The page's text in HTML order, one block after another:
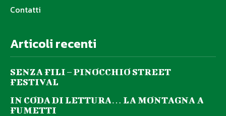
Contatti
Articoli recenti
SENZA FILI – PINOCCHIO STREET
FESTIVAL
IN CODA DI LETTURA… LA MONTAGNA A
FUMETTI